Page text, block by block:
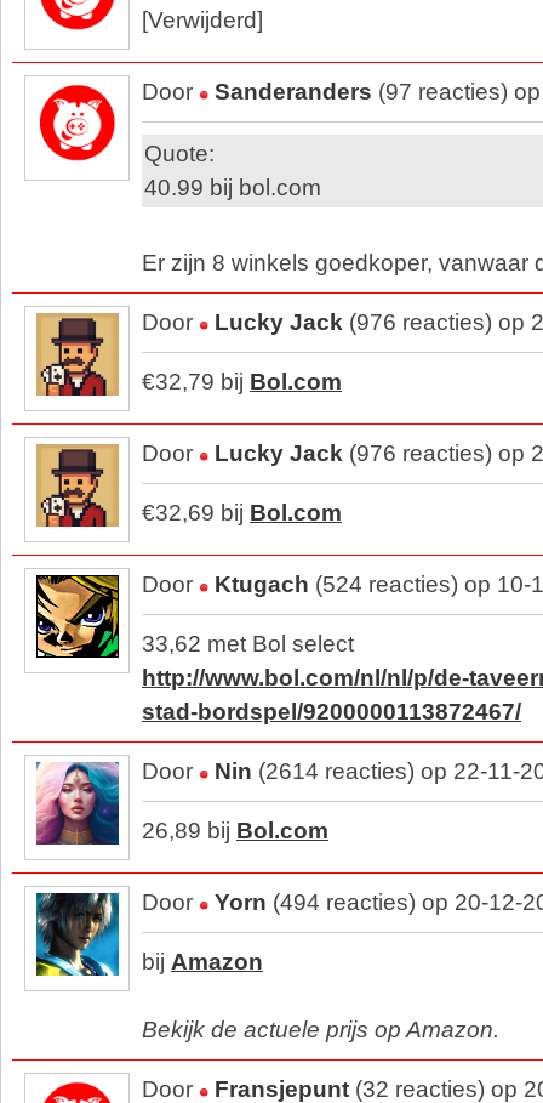
[Verwijderd]
Door Sanderanders (97 reacties)
Quote:
40.99 bij bol.com
Er zijn 8 winkels goedkoper, vanwaar
Door Lucky Jack (976 reacties) op
€32,79 bij Bol.com
Door Lucky Jack (976 reacties) op
€32,69 bij Bol.com
Door Ktugach (524 reacties) op 10-
33,62 met Bol select
http://www.bol.com/nl/nl/p/de-
stad-bordspel/9200000113872467/
Door Nin (2614 reacties) op 22-11-
26,89 bij Bol.com
Door Yorn (494 reacties) op 20-12-
bij Amazon
Bekijk de actuele prijs op Amazon.
Door Fransjepunt (32 reacties) op